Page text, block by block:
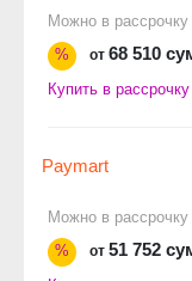
Можно в рассрочку
%
от 68 510
Купить в рассрочку
Paymart
Можно в рассрочку
%
от 51 752